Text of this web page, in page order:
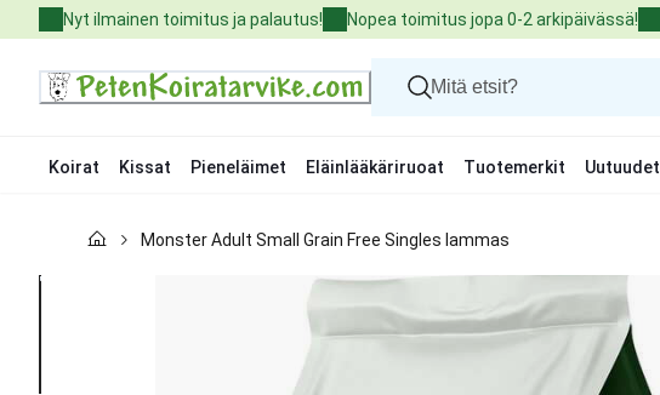
to
Nyt ilmainen toimitus ja palautus! Nopea toimitus jopa 0-2 arkipäivässä!
Koirat Kissat Pieneläimet Eläinlääkäriruoat Tuotemerkit Uutuudet
Kissat
Monster Adult Small Grain Free Singles lammas